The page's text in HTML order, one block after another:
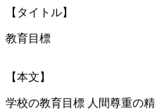
【タイトル】
教育目標
【本文】
学校の教育目標 人間尊重の